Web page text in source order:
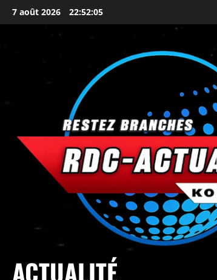
principal
7 août 2026 22:52:07
ACTUALITÉ